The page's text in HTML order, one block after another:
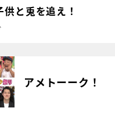
と兎を追え！
アメトーーク！